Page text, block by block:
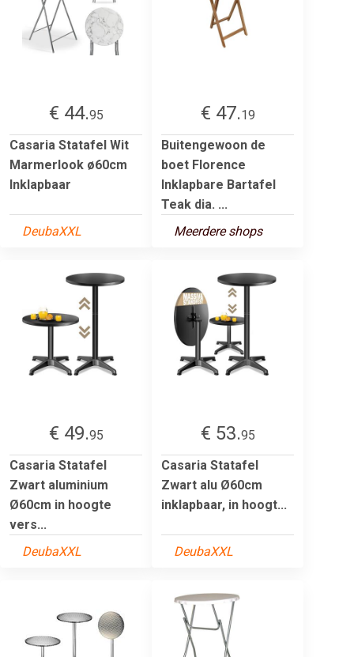
€ 44.95
Casaria Statafel Wit
Marmerlook ø60cm
Inklapbaar
DeubaXXL
€ 47.19
Buitengewoon de
boet Florence
Inklapbare Bartafel
Teak dia. ...
Meerdere shops
€ 49.95
Casaria Statafel
Zwart aluminium
Ø60cm in hoogte
vers...
DeubaXXL
€ 53.95
Casaria Statafel
Zwart alu Ø60cm
inklapbaar, in hoogt...
DeubaXXL